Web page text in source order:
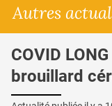
Autres
COVID
brouillard